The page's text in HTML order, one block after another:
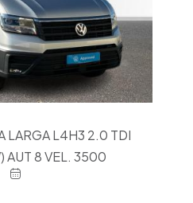
LARGA L4H3 2.0 TDI
AUT 8 VEL. 3500